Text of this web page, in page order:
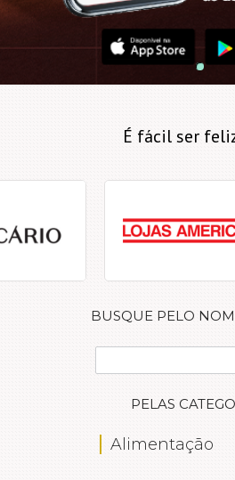
É fácil ser
BUSQUE PELO
PELAS
Alimentação